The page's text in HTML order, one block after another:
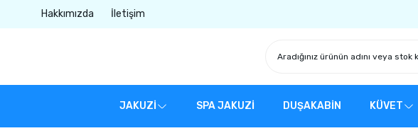
Hakkımızda İletişim
JAKUZİ SPA JAKUZİ DUŞAKABİN KÜVET